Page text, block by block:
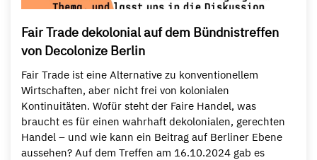
Fair Trade dekolonial auf dem Bündnistreffen
von Decolonize Berlin
Fair Trade ist eine Alternative zu konventionellem
Wirtschaften, aber nicht frei von kolonialen
Kontinuitäten. Wofür steht der Faire Handel, was
braucht es für einen wahrhaft dekolonialen, gerechten
Handel – und wie kann ein Beitrag auf Berliner Ebene
aussehen? Auf dem Treffen am 16.10.2024 gab es